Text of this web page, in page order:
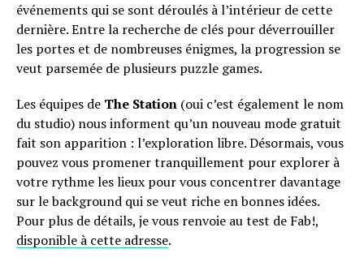
événements qui se sont déroulés à l’intérieur de cette
dernière. Entre la recherche de clés pour déverrouiller
les portes et de nombreuses énigmes, la progression se
veut parsemée de plusieurs puzzle games.
Les équipes de The Station (oui c’est également le nom
du studio) nous informent qu’un nouveau mode gratuit
fait son apparition : l’exploration libre. Désormais, vous
pouvez vous promener tranquillement pour explorer à
votre rythme les lieux pour vous concentrer davantage
sur le background qui se veut riche en bonnes idées.
Pour plus de détails, je vous renvoie au test de Fab!,
disponible à cette adresse.